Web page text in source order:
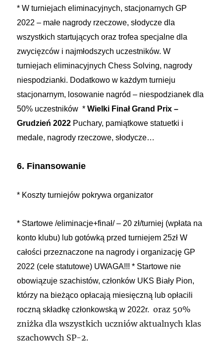
* W turniejach eliminacyjnych, stacjonarnych GP
2022 – małe nagrody rzeczowe, słodycze dla
wszystkich startujących oraz trofea specjalne dla
zwycięzców i najmłodszych uczestników.W
turniejach eliminacyjnych Chess Solving, nagrody
niespodzianki. Dodatkowo w każdym turnieju
stacjonarnym, losowanie nagród – niespodzianek dla
50% uczestników *Wielki Finał Grand Prix –
Grudzień 2022 Puchary, pamiątkowe statuetki i
medale, nagrody rzeczowe, słodycze…
6. Finansowanie
* Koszty turniejów pokrywa organizator
* Startowe /eliminacje+finał/ – 20 zł/turniej (wpłata na
konto klubu) lub gotówką przed turniejem 25złW
całości przeznaczone na nagrody i organizację GP
2022 (cele statutowe) UWAGA!!!* Startowe nie
obowiązuje szachistów, członków UKS Biały Pion,
którzy na bieżąco opłacają miesięczną lub opłacili
roczną składkę członkowską w 2022r. oraz 50%
zniżka dla wszystkich uczniów aktualnych klas
szachowych SP-2.